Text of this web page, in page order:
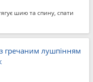
шию та спину, спати
гречаним лушпінням